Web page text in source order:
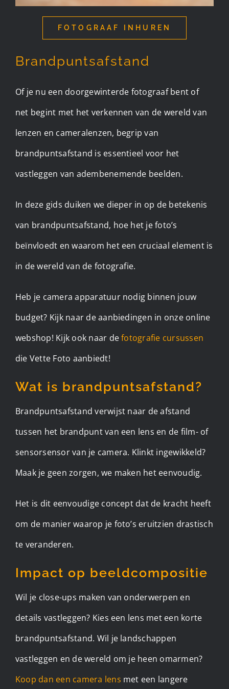
FOTOGRAAF INHUREN
Brandpuntsafstand
Of je nu een doorgewinterde fotograaf bent of
net begint met het verkennen van de wereld van
lenzen en cameralenzen, begrip van
brandpuntsafstand is essentieel voor het
vastleggen van adembenemende beelden.
In deze gids duiken we dieper in op de betekenis
van brandpuntsafstand, hoe het je foto’s
beïnvloedt en waarom het een cruciaal element is
in de wereld van de fotografie.
Heb je camera apparatuur nodig binnen jouw
budget? Kijk naar de aanbiedingen in onze online
webshop! Kijk ook naar defotografie cursussen
die Vette Foto aanbiedt!
Wat is brandpuntsafstand?
Brandpuntsafstand verwijst naar de afstand
tussen het brandpunt van een lens en de film- of
sensorsensor van je camera. Klinkt ingewikkeld?
Maak je geen zorgen, we maken het eenvoudig.
Het is dit eenvoudige concept dat de kracht heeft
om de manier waarop je foto’s eruitzien drastisch
te veranderen.
Impact op beeldcompositie
Wil je close-ups maken van onderwerpen en
details vastleggen? Kies een lens met een korte
brandpuntsafstand. Wil je landschappen
vastleggen en de wereld om je heen omarmen?
Koop dan een camera lens met een langere